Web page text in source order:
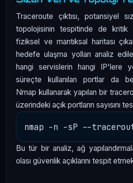
Traceroute çıktısı, potansiyel
topolojisinin tespitinde de kritik
fiziksel ve mantıksal haritası
hedefe ulaşma yolları analiz
hangi servislerin hangi IP'lere
süreçte kullanılan portlar da
Nmap kullanarak yapılan bir
üzerindeki açık portların sayısını
Bu tür bir analiz, ağ
olası güvenlik açıklarını tespit